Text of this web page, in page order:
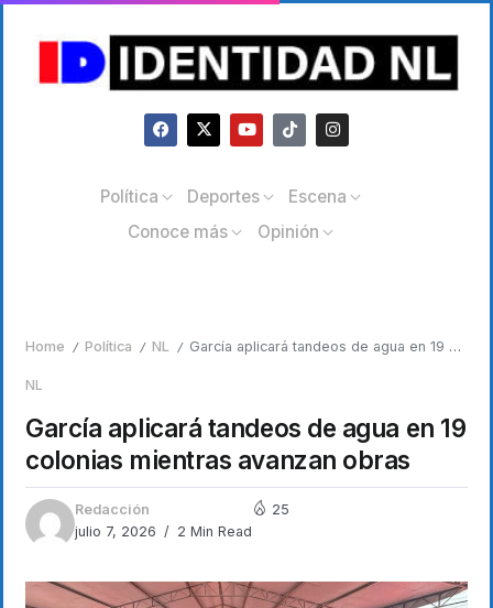
Política Deportes
Escena
Conoce más
Opinión
Home / Política / NL / García aplicará tandeos de agua en 19 colonias mientras avanzan obras
NL
García aplicará tandeos de agua en 19
colonias mientras avanzan obras
Redacción
julio 7, 2026
2 Min Read
25